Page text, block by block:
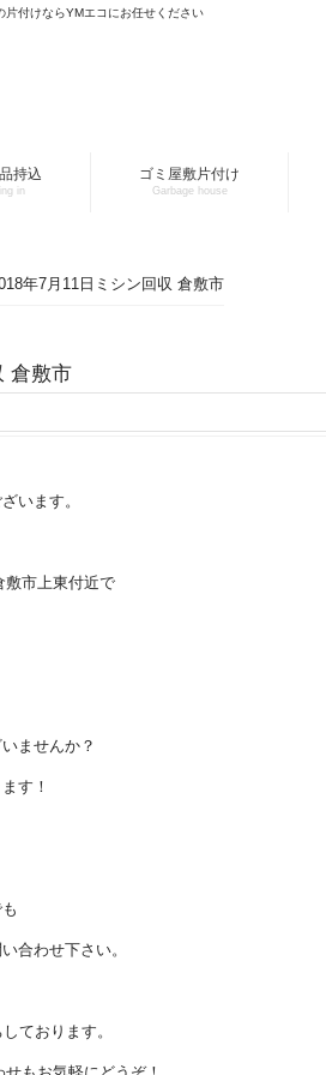
付けならYMエコにお任せください
持込
in
ゴミ屋敷片付け
Garbage house
年7月11日ミシン回収 倉敷市
倉敷市
います。
敷市上東付近で
ませんか？
す！
合わせ下さい。
ております。